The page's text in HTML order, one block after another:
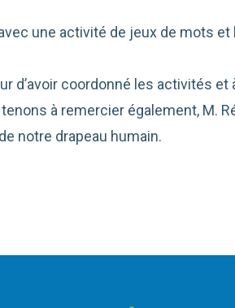
une activité de jeux de mots
d’avoir coordonné les activités et
à remercier également, M.
notre drapeau humain.